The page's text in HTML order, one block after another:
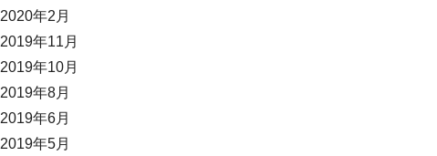
2020年2月
2019年11月
2019年10月
2019年8月
2019年6月
2019年5月